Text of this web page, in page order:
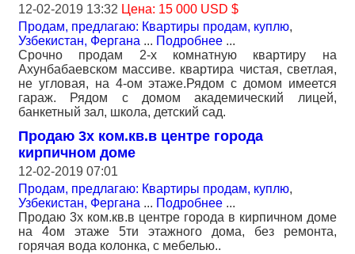
12-02-2019 13:32 Цена: 15 000 USD $
Продам, предлагаю: Квартиры продам, куплю,
Узбекистан, Фергана ... Подробнее ...
Срочно продам 2-х комнатную квартиру на
Ахунбабаевском массиве. квартира чистая, светлая,
не угловая, на 4-ом этаже.Рядом с домом имеется
гараж. Рядом с домом академический лицей,
банкетный зал, школа, детский сад.
Продаю 3х ком.кв.в центре города
кирпичном доме
12-02-2019 07:01
Продам, предлагаю: Квартиры продам, куплю,
Узбекистан, Фергана ... Подробнее ...
Продаю 3х ком.кв.в центре города в кирпичном доме
на 4ом этаже 5ти этажного дома, без ремонта,
горячая вода колонка, с мебелью..